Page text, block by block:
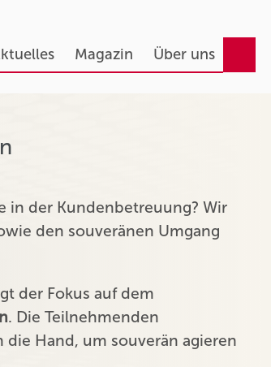
Magazin Über uns
in der Kundenbetreuung? Wir
den souveränen Umgang
der Fokus auf dem
. Die Teilnehmenden
Hand, um souverän agieren